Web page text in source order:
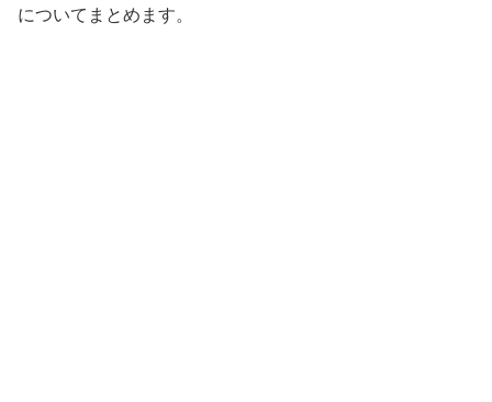
についてまとめます。